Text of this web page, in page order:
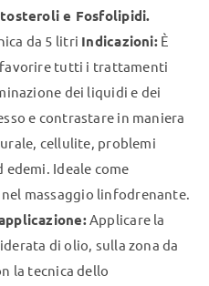
e Fosfolipidi.
da 5 litri Indicazioni:È
tutti i trattamenti
dei liquidi e dei
e contrastare in maniera
cellulite, problemi
Ideale come
massaggio linfodrenante.
Applicare la
di olio, sulla zona da
la tecnica dello